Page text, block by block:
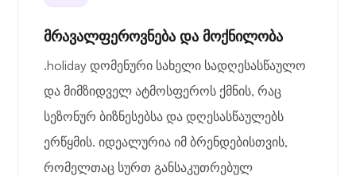
მრავალფეროვნება და მოქნილობა
.holiday დომენური სახელი სადღესასწაულო
და მიმზიდველ ატმოსფეროს ქმნის, რაც
სეზონურ ბიზნესებსა და დღესასწაულებს
ერწყმის. იდეალურია იმ ბრენდებისთვის,
რომელთაც სურთ განსაკუთრებულ